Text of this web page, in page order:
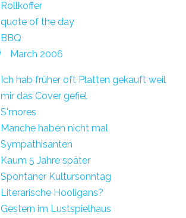
Rollkoffer
quote of the day
BBQ
March 2006
Ich hab früher oft Platten gekauft weil
mir das Cover gefiel
S'mores
Manche haben nicht mal
Sympathisanten
Kaum 5 Jahre später
Spontaner Kultursonntag
Literarische Hooligans?
Gestern im Lustspielhaus